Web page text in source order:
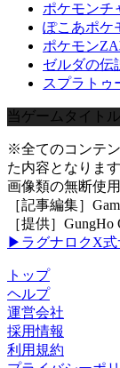
ポケモンチ
ぽこあポケ
ポケモン
ゼルダの伝
スプラトゥ
当ゲームタイト
※全てのコンテ
た内容となりま
画像類の無断使
［記事編集］
［提供］GungHo
▶ラグナロクX式
トップ
ヘルプ
運営会社
採用情報
利用規約